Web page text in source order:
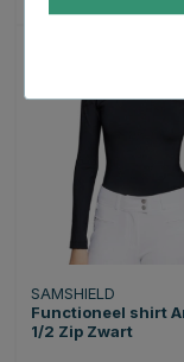
SAMSHIELD
Functioneel shirt
1/2 Zip Zwart